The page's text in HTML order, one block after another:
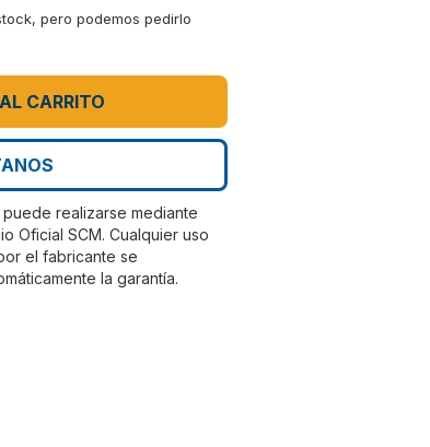
pero podemos pedirlo
CARRITO
realizarse mediante
Oficial SCM. Cualquier uso
el fabricante se
la garantía.